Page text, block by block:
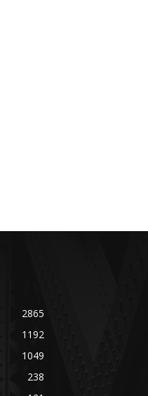
2865
1192
1049
238